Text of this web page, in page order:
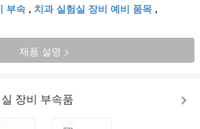
부속 , 치과 실험실 장비 예비 품목 ,
제품 설명 >
장비 부속품